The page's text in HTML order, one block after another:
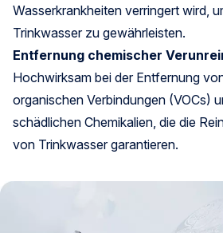
Wasserkrankheiten verringert wird,
Trinkwasser zu gewährleisten.
Entfernung chemischer
Hochwirksam bei der Entfernung
organischen Verbindungen (VOCs)
schädlichen Chemikalien, die die
von Trinkwasser garantieren.